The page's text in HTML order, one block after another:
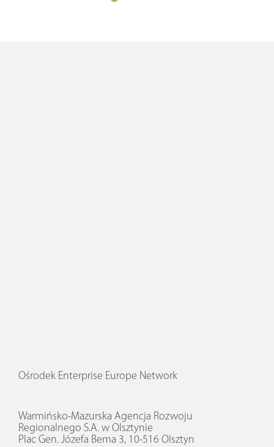
Ośrodek Enterprise Europe Network
Warmińsko-Mazurska Agencja Rozwoju
Regionalnego S.A. w Olsztynie
Plac Gen. Józefa Bema 3, 10-516 Olsztyn